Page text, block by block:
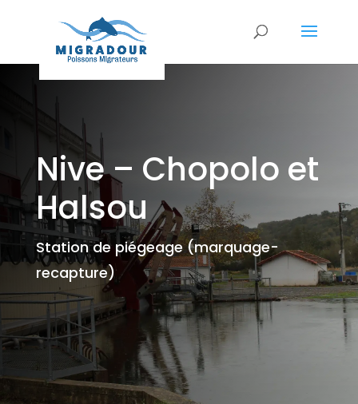
Nive – Chopolo et
Halsou
Station de piégeage (marquage-
recapture)